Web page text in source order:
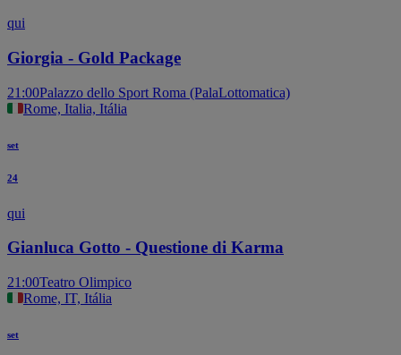
qui
Giorgia - Gold Package
21:00Palazzo dello Sport Roma (PalaLottomatica)
Rome, Italia, Itália
set
24
qui
Gianluca Gotto - Questione di Karma
21:00Teatro Olimpico
Rome, IT, Itália
set